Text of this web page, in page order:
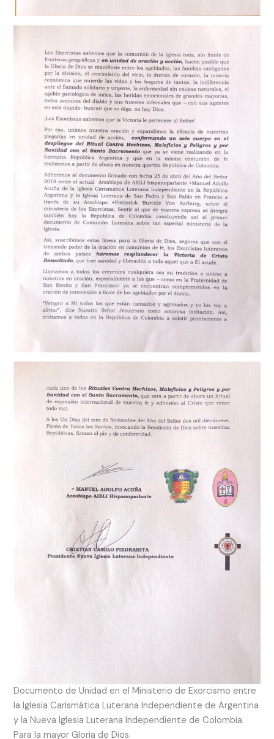
Documento de Unidad en el Ministerio de Exorcismo entre
la Iglesia Carismática Luterana Independiente de Argentina
y la Nueva Iglesia Luterana Independiente de Colombia.
Para la mayor Gloria de Dios.